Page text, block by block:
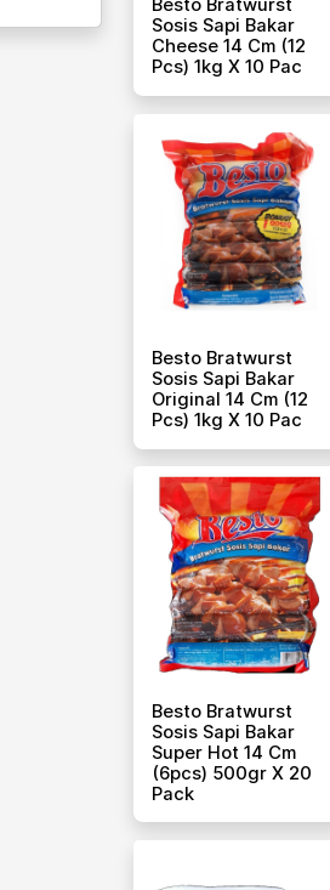
Besto Bratwurst
Sosis Sapi Bakar
Cheese 14 Cm (12
Pcs) 1kg X 10 Pac
Besto Bratwurst
Sosis Sapi Bakar
Original 14 Cm (12
Pcs) 1kg X 10 Pac
Besto Bratwurst
Sosis Sapi Bakar
Super Hot 14 Cm
(6pcs) 500gr X 20
Pack